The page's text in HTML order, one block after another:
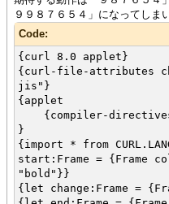
９９８７６５４」になってしま
Code:
{curl 8.0 applet}
{curl-file-attributes
jis"}
{applet
{compiler-
}
{import * from
start:Frame = {Frame
"bold"}}
{let change:Frame =